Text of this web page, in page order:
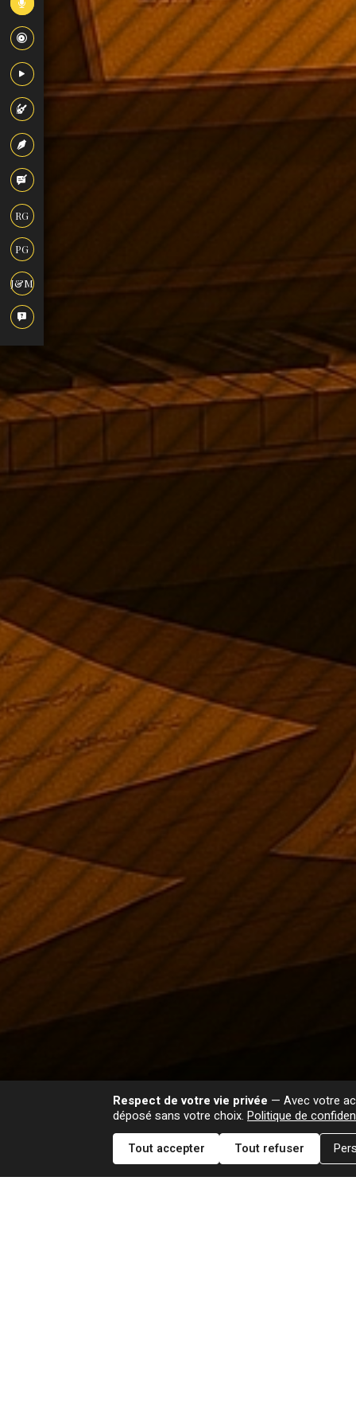
RG
PG
J&M
Respect de votre vie privée — Avec votre
déposé sans votre choix. Politique de
Tout accepter
Tout refuser